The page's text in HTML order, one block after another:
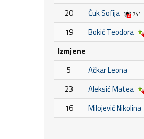
20
Ćuk Sofija 74'
19 Bokić Teodora
Izmjene
5
Ačkar Leona
23
Aleksić Matea
16 Milojević Nikolina